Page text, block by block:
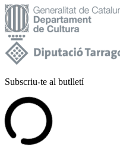
Subscriu-te al butlletí